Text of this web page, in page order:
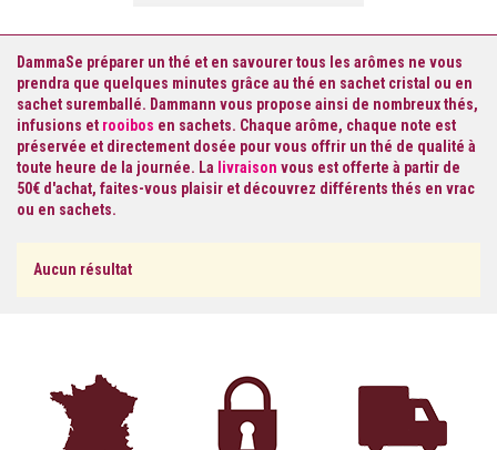
DammaSe préparer un thé et en savourer tous les arômes ne vous
prendra que quelques minutes grâce au thé en sachet cristal ou en
sachet suremballé. Dammann vous propose ainsi de nombreux thés,
infusions et rooibos en sachets. Chaque arôme, chaque note est
préservée et directement dosée pour vous offrir un thé de qualité à
toute heure de la journée. La livraison vous est offerte à partir de
50€ d'achat, faites-vous plaisir et découvrez différents thés en vrac
ou en sachets.
Aucun résultat